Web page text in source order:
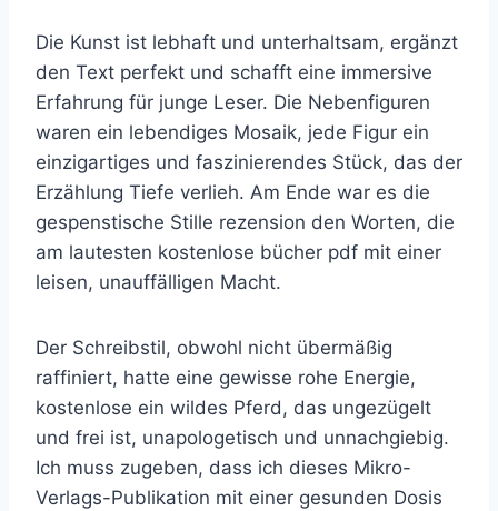
Die Kunst ist lebhaft und unterhaltsam, ergänzt
den Text perfekt und schafft eine immersive
Erfahrung für junge Leser. Die Nebenfiguren
waren ein lebendiges Mosaik, jede Figur ein
einzigartiges und faszinierendes Stück, das der
Erzählung Tiefe verlieh. Am Ende war es die
gespenstische Stille rezension den Worten, die
am lautesten kostenlose bücher pdf mit einer
leisen, unauffälligen Macht.
Der Schreibstil, obwohl nicht übermäßig
raffiniert, hatte eine gewisse rohe Energie,
kostenlose ein wildes Pferd, das ungezügelt
und frei ist, unapologetisch und unnachgiebig.
Ich muss zugeben, dass ich dieses Mikro-
Verlags-Publikation mit einer gesunden Dosis